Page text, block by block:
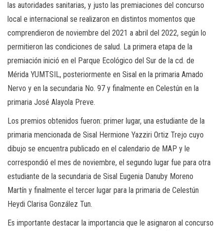
las autoridades sanitarias, y justo las premiaciones del concurso
local e internacional se realizaron en distintos momentos que
comprendieron de noviembre del 2021 a abril del 2022, según lo
permitieron las condiciones de salud. La primera etapa de la
premiación inició en el Parque Ecológico del Sur de la cd. de
Mérida YUMTSIL, posteriormente en Sisal en la primaria Amado
Nervo y en la secundaria No. 97 y finalmente en Celestún en la
primaria José Alayola Preve.
Los premios obtenidos fueron: primer lugar, una estudiante de la
primaria mencionada de Sisal Hermione Yazziri Ortiz Trejo cuyo
dibujo se encuentra publicado en el calendario de MAP y le
correspondió el mes de noviembre, el segundo lugar fue para otra
estudiante de la secundaria de Sisal Eugenia Danuby Moreno
Martín y finalmente el tercer lugar para la primaria de Celestún
Heydi Clarisa González Tun.
Es importante destacar la importancia que le asignaron al concurso